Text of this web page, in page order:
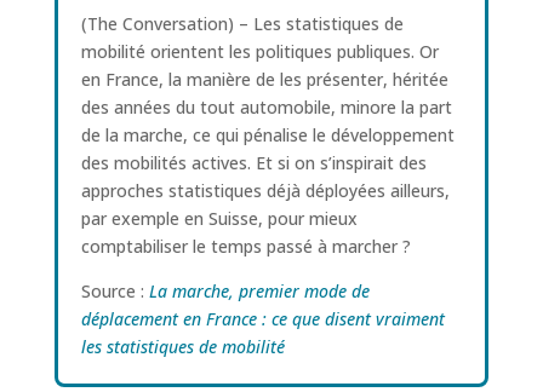
(The Conversation) – Les statistiques de
mobilité orientent les politiques publiques. Or
en France, la manière de les présenter, héritée
des années du tout automobile, minore la part
de la marche, ce qui pénalise le développement
des mobilités actives. Et si on s’inspirait des
approches statistiques déjà déployées ailleurs,
par exemple en Suisse, pour mieux
comptabiliser le temps passé à marcher ?
Source : La marche, premier mode de
déplacement en France : ce que disent vraiment
les statistiques de mobilité